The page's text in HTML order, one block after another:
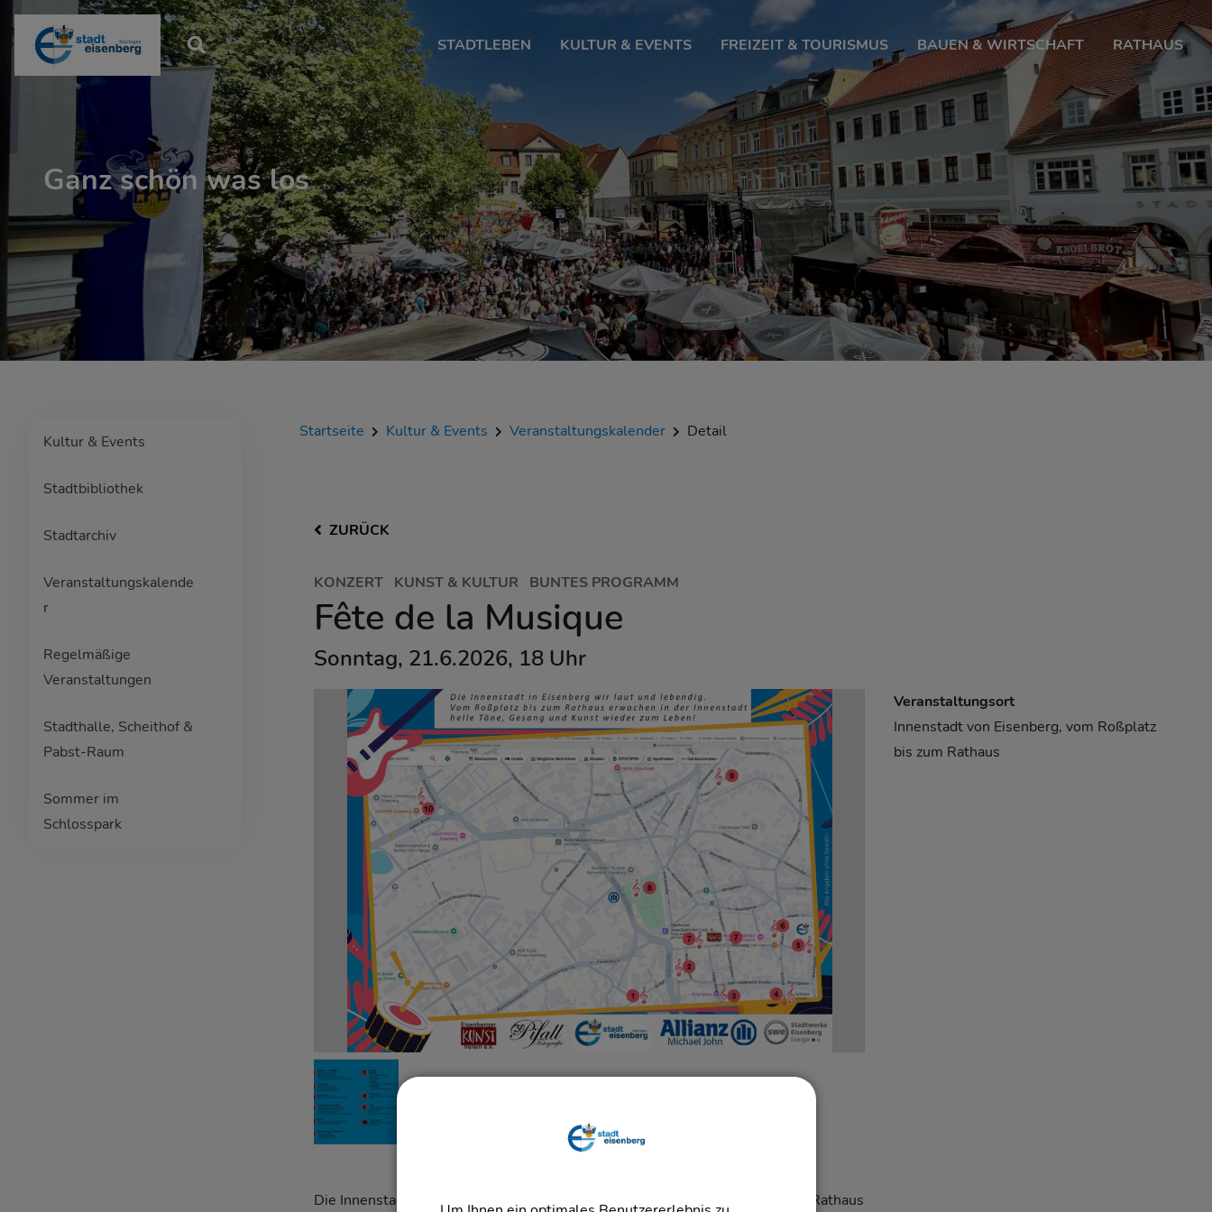
STADTLEBEN KULTUR & EVENTS FREIZEIT & TOURISMUS BAUEN & WIRTSCHAFT RATHAUS
Ganz schön was los
Kultur & Events
Stadtbibliothek
Stadtarchiv
Veranstaltungskalende
r
Regelmäßige
Veranstaltungen
Stadthalle, Scheithof &
Pabst-Raum
Sommer im
Schlosspark
Startseite Kultur & Events Veranstaltungskalender Detail
ZURÜCK
KONZERT KUNST & KULTUR BUNTES PROGRAMM
Fête de la Musique
Sonntag, 21.6.2026, 18 Uhr
Die Innenstadt von Eisenberg wird laut und lebendig. Vom Roßplatz bis zum Rathaus
Veranstaltungsort
Innenstadt von Eisenberg, vom Roßplatz
bis zum Rathaus